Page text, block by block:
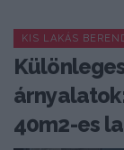
KIS LAKÁS
40m2-es